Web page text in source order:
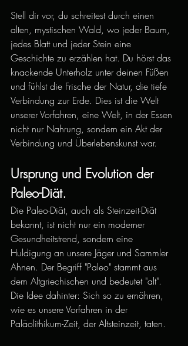
Stell dir vor, du schreitest durch einen
alten, mystischen Wald, wo jeder Baum,
jedes Blatt und jeder Stein eine
Geschichte zu erzählen hat. Du hörst das
knackende Unterholz unter deinen Füßen
und fühlst die Frische der Natur, die tiefe
Verbindung zur Erde. Dies ist die Welt
unserer Vorfahren, eine Welt, in der Essen
nicht nur Nahrung, sondern ein Akt der
Verbindung und Überlebenskunst war.
Ursprung und Evolution der
Paleo-Diät.
Die Paleo-Diät, auch als Steinzeit-Diät
bekannt, ist nicht nur ein moderner
Gesundheitstrend, sondern eine
Huldigung an unsere Jäger und Sammler
Ahnen. Der Begriff "Paleo" stammt aus
dem Altgriechischen und bedeutet "alt".
Die Idee dahinter: Sich so zu ernähren,
wie es unsere Vorfahren in der
Paläolithikum-Zeit, der Altsteinzeit, taten.